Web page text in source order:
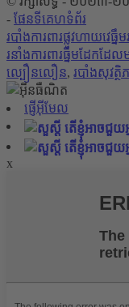
- ផែនទីគេហទំព័រ
របាំង​ការពារ​ផ្លូវហាយវេ​ធ្នឹ
រនាំងការពារធ្នឹមដែកដែ
ល្បឿន​លឿន, របាំងសុវត្ថិ
ផ្ញើអ៊ីមែល
x